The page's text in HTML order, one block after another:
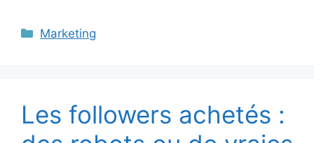
Catégories
Marketing
Les followers achetés :